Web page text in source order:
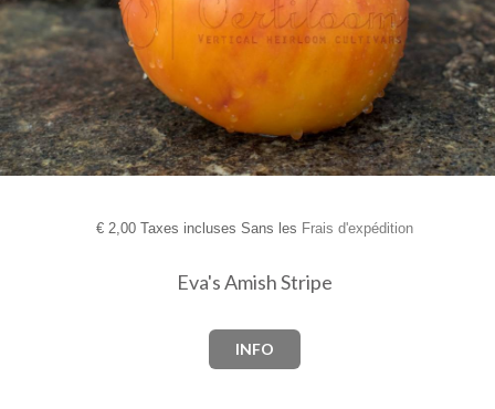
€2,00 Taxes incluses Sans les Frais d'expédition
Eva's Amish Stripe
INFO